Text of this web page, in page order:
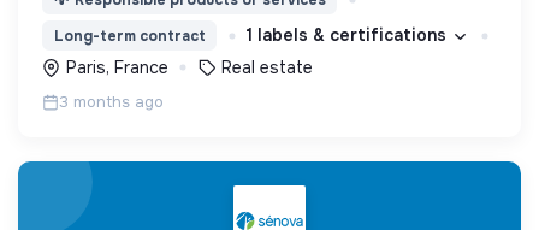
Long-term contract
1 labels & certifications
Paris, France
Real estate
3 months ago